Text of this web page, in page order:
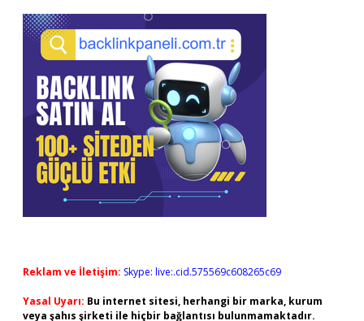
Reklam ve İletişim: Skype: live:.cid.575569c608265c69
Yasal Uyarı: Bu internet sitesi, herhangi bir marka, kurum
veya şahıs şirketi ile hiçbir bağlantısı bulunmamaktadır.